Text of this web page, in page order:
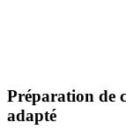
Préparation de
adapté